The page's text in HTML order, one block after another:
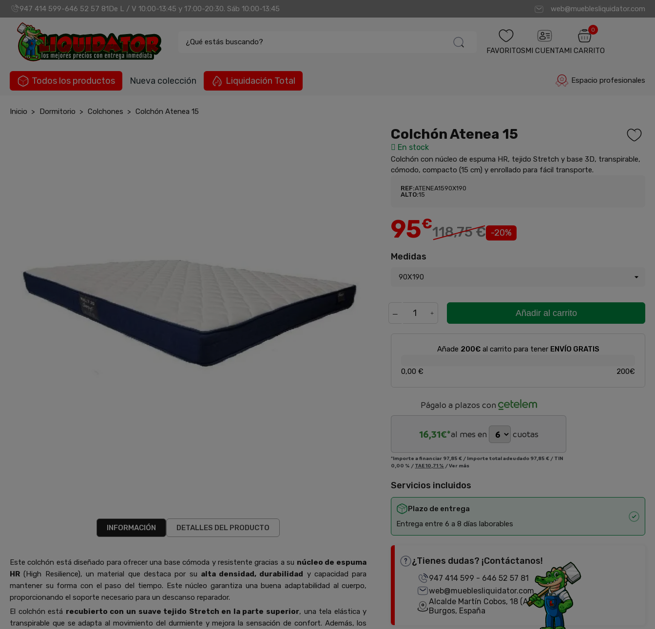
947 414 599-646 52 57 81De L / V 10:00-13:45 y 17:00-20:30. Sáb 10:00-13:45 web@mueblesliquidator.com
¿Qué estás buscando?
FAVORITOSMI CUENTA
0
MI CARRITO
Todos los productos Nueva colección Liquidación Total Espacio profesionales
Inicio Dormitorio Colchones Colchón Atenea 15
INFORMACIÓN DETALLES DEL PRODUCTO
Este colchón está diseñado para ofrecer una base cómoda y resistente gracias a su núcleo de espuma
HR (High Resilience), un material que destaca por su alta densidad, durabilidad y capacidad para
mantener su forma con el paso del tiempo. Este núcleo garantiza una buena adaptabilidad al cuerpo,
proporcionando el soporte necesario para un descanso reparador.
El colchón está recubierto con un suave tejido Stretch en la parte superior, una tela elástica y
transpirable que se adapta al movimiento del durmiente y mejora la sensación de confort. Además, los
Colchón Atenea 15
En stock
Colchón con núcleo de espuma HR, tejido Stretch y base 3D, transpirable,
cómodo, compacto (15 cm) y enrollado para fácil transporte.
REF:ATENEA1590X190
ALTO:15
95€
118,75 € -20%
Medidas
Añadir al carrito
Añade 200€al carrito para tener ENVÍO GRATIS
0,00 € 200€
Págalo a plazos con
16,31€*al mes en cuotas
*Importe a financiar 97,85 € / Importe total adeudado 97,85 € / TIN
0,00 % / TAE10,71 % /Ver más
Servicios incluidos
Plazo de entrega
Entrega entre 6 a 8 días laborables
¿Tienes dudas? ¡Contáctanos!
947 414 599 - 646 52 57 81
web@mueblesliquidator.com
Alcalde Martín Cobos, 18 (Antigua Fiat)
Burgos, España